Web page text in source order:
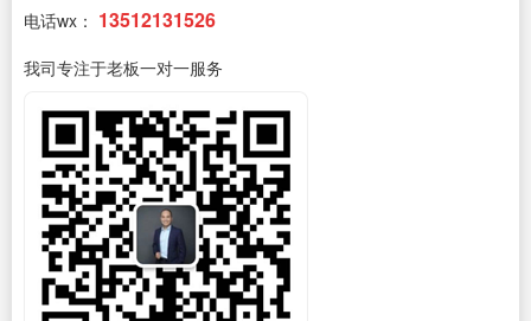
电话wx： 13512131526
我司专注于老板一对一服务